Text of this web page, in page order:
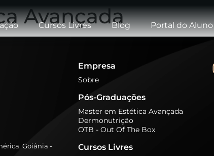
Cursos Livres Blog Portal do Aluno
Avançada
Goiânia -
Empresa
Sobre
Pós-Graduações
Master em Estética Avançada
Dermonutrição
OTB - Out Of The Box
Cursos Livres